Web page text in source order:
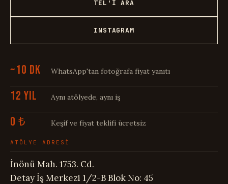
TEL'İ ARA
INSTAGRAM
~10 DK WhatsApp'tan fotoğrafa fiyat yanıtı
12 YIL Aynı atölyede, aynı iş
0 ₺ Keşif ve fiyat teklifi ücretsiz
ATÖLYE ADRESİ
İnönü Mah. 1753. Cd.
Detay İş Merkezi 1/2-B Blok No: 45